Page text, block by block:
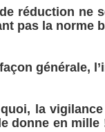
réduction ne
pas la norme
façon générale,
la
donne en mille